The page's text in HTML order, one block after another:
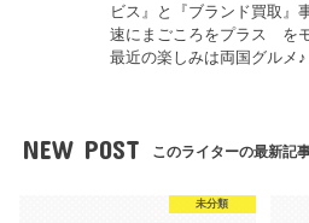
ビス』と『ブランド買取』
速にまごころをプラス を
最近の楽しみは両国グルメ
NEW POST このライターの最新記
未分類